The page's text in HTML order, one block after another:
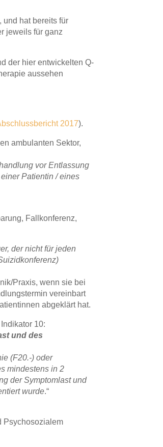
, und hat bereits für
jeweils für ganz
der hier entwickelten Q-
aussehen
2017).
ambulanten Sektor,
vor Entlassung
Patientin / eines
Fallkonferenz,
der nicht für jeden
Praxis, wenn sie bei
vereinbart
abgeklärt hat.
10:
und des
(F20.-) oder
mindestens in 2
der Symptomlast und
wurde.“
Psychosozialem